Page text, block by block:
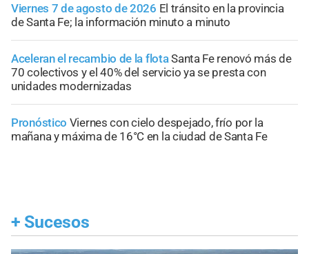
Viernes 7 de agosto de 2026 El tránsito en la provincia
de Santa Fe; la información minuto a minuto
Aceleran el recambio de la flotaSanta Fe renovó más de
70 colectivos y el 40% del servicio ya se presta con
unidades modernizadas
Pronóstico Viernes con cielo despejado, frío por la
mañana y máxima de 16°C en la ciudad de Santa Fe
+ Sucesos